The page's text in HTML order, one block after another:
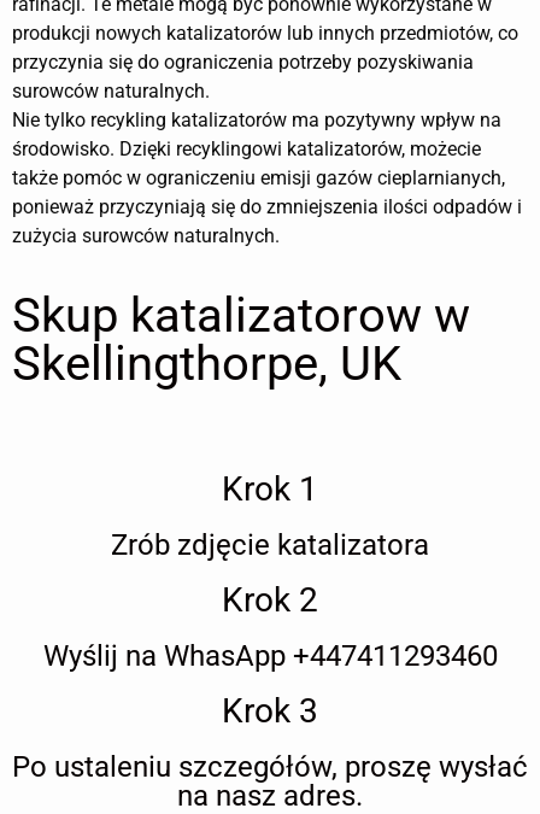
produkcji nowych katalizatorów lub innych przedmiotów, co
przyczynia się do ograniczenia potrzeby pozyskiwania
surowców naturalnych.
Nie tylko recykling katalizatorów ma pozytywny wpływ na
środowisko. Dzięki recyklingowi katalizatorów, możecie
także pomóc w ograniczeniu emisji gazów cieplarnianych,
ponieważ przyczyniają się do zmniejszenia ilości odpadów i
zużycia surowców naturalnych.
Skup katalizatorow w
Skellingthorpe, UK
Krok 1
Zrób zdjęcie katalizatora
Krok 2
Wyślij na WhasApp +447411293460
Krok 3
Po ustaleniu szczegółów, proszę wysłać
na nasz adres.